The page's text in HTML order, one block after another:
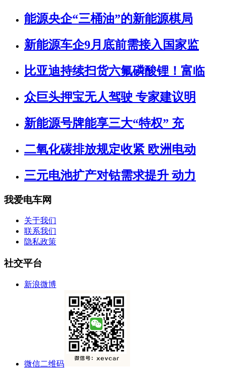
能源央企“三桶油”的新能源棋局
新能源车企9月底前需接入国家监
比亚迪持续扫货六氟磷酸锂！富临
众巨头押宝无人驾驶 专家建议明
新能源号牌能享三大“特权” 充
二氧化碳排放规定收紧 欧洲电动
三元电池扩产对钴需求提升 动力
我爱电车网
关于我们
联系我们
隐私政策
社交平台
新浪微博
微信二维码